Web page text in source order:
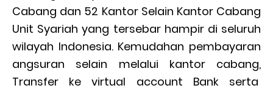
Cabang dan 52 Kantor Selain Kantor Cabang
Unit Syariah yang tersebar hampir di seluruh
wilayah Indonesia. Kemudahan pembayaran
angsuran selain melalui kantor cabang,
Transfer ke virtual account Bank serta